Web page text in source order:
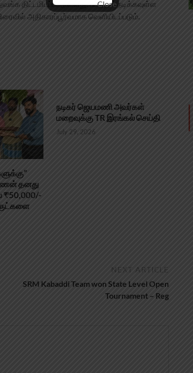
திட்டமிடப்பட்டுள்ளது. படத்தில் நடிக்கவுள்ள
அதிகாரப்பூர்வமாக வெளியிடப்படும்.
தனது
₹50,000/-
நடிகர் ஜெயமணி அவர்கள்
மறைவுக்கு TR இரங்கல் செய்தி
July 29, 2026
NEXT ARTICLE
SRM Kabaddi Team won State Level Open
Tournament – Reg